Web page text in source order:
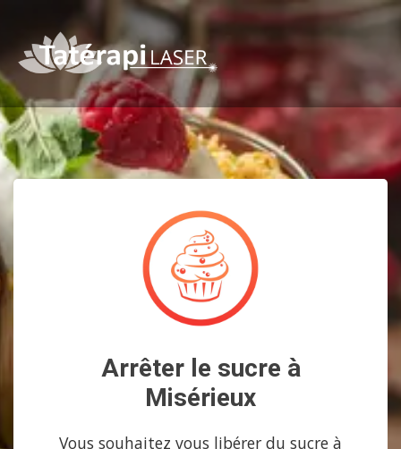
Arrêter le sucre à
Misérieux
Vous souhaitez vous libérer du sucre à